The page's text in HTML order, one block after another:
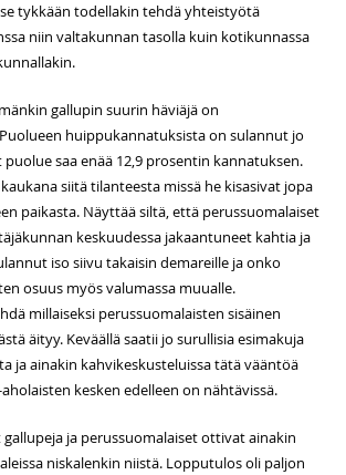
tykkään todellakin tehdä yhteistyötä
niin valtakunnan tasolla kuin kotikunnassa
gallupin suurin häviäjä on
huippukannatuksista on sulannut jo
saa enää 12,9 prosentin kannatuksen.
siitä tilanteesta missä he kisasivat jopa
paikasta. Näyttää siltä, että perussuomalaiset
keskuudessa jakaantuneet kahtia ja
iso siivu takaisin demareille ja onko
osuus myös valumassa muualle.
millaiseksi perussuomalaisten sisäinen
äityy. Keväällä saatii jo surullisia esimakuja
ja ainakin kahvikeskusteluissa tätä vääntöä
kesken edelleen on nähtävissä.
ja perussuomalaiset ottivat ainakin
niskalenkin niistä. Lopputulos oli paljon